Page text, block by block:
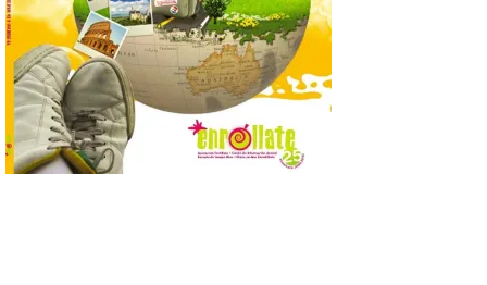
provocar pérdida de
visión central, manchas en
el campo visual y
alteraciones en la
percepción de formas y colores. El
especialista en Oftalmología del Hospital
San Juan de Dios de León, Dr. Mahave
Ruiz, advierte de […]